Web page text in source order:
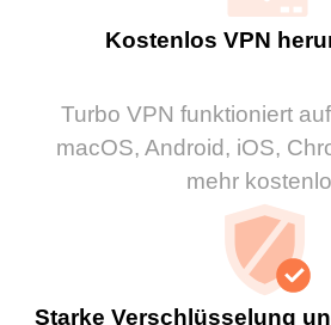
Kostenlos VPN
Turbo VPN funktioniert
macOS, Android, iOS,
mehr
Starke Verschlüsselung